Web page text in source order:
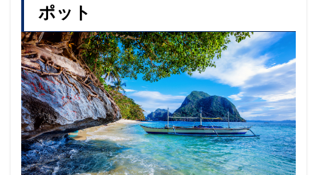
ポット